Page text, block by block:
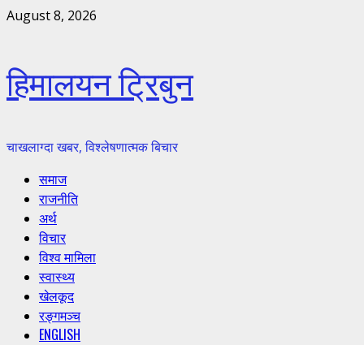
Skip
August 8, 2026
हिमालयन ट्रिबुन
चाखलाग्दा खबर, विश्लेषणात्मक बिचार
Primary
Menu
समाज
राजनीति
अर्थ
विचार
विश्व मामिला
स्वास्थ्य
खेलकूद
रङ्गमञ्च
ENGLISH